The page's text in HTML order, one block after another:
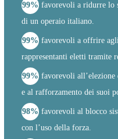
99% favorevoli a ridurre lo
di un operaio italiano.
99% favorevoli a offrire
rappresentanti eletti tramite
99% favorevoli all’elezione
e al rafforzamento dei suoi
98% favorevoli al blocco
con l’uso della forza.